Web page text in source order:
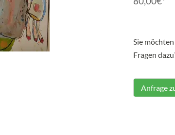
Sie
Fragen
Anfrage